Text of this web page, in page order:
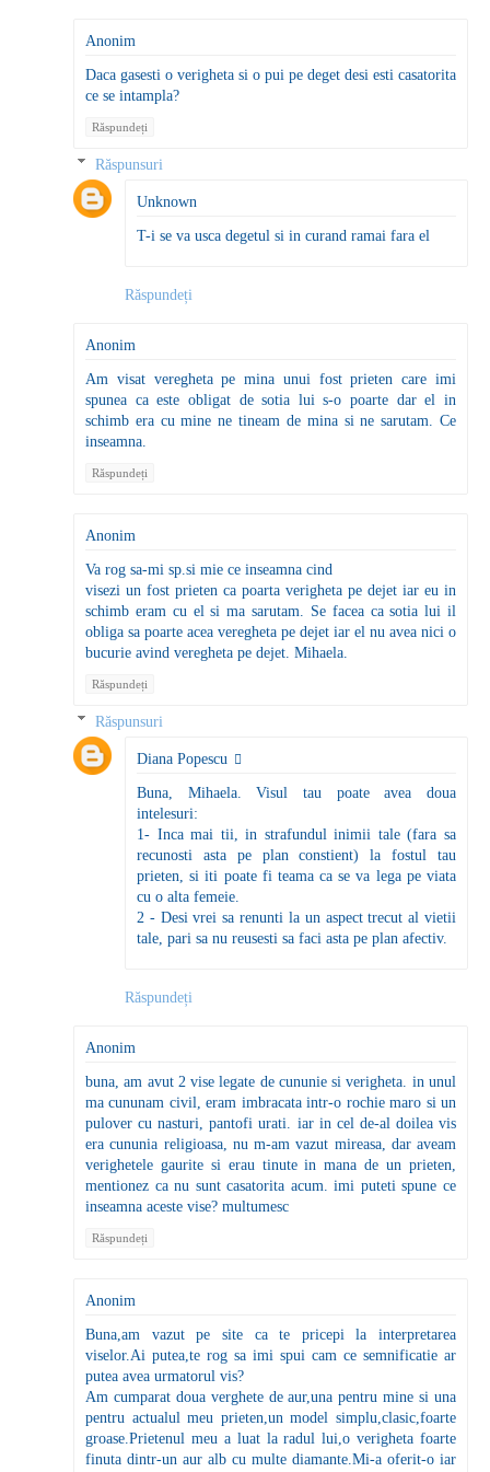
Anonim
Daca gasesti o verigheta si o pui pe deget desi esti casatorita
ce se intampla?
Răspundeți
Răspunsuri
Unknown
T-i se va usca degetul si in curand ramai fara el
Răspundeți
Anonim
Am visat veregheta pe mina unui fost prieten care imi
spunea ca este obligat de sotia lui s-o poarte dar el in
schimb era cu mine ne tineam de mina si ne sarutam. Ce
inseamna.
Răspundeți
Anonim
Va rog sa-mi sp.si mie ce inseamna cind
visezi un fost prieten ca poarta verigheta pe dejet iar eu in
schimb eram cu el si ma sarutam. Se facea ca sotia lui il
obliga sa poarte acea veregheta pe dejet iar el nu avea nici o
bucurie avind veregheta pe dejet. Mihaela.
Răspundeți
Răspunsuri
Diana Popescu
Buna, Mihaela. Visul tau poate avea doua
intelesuri:
1- Inca mai tii, in strafundul inimii tale (fara sa
recunosti asta pe plan constient) la fostul tau
prieten, si iti poate fi teama ca se va lega pe viata
cu o alta femeie.
2 - Desi vrei sa renunti la un aspect trecut al vietii
tale, pari sa nu reusesti sa faci asta pe plan afectiv.
Răspundeți
Anonim
buna, am avut 2 vise legate de cununie si verigheta. in unul
ma cununam civil, eram imbracata intr-o rochie maro si un
pulover cu nasturi, pantofi urati. iar in cel de-al doilea vis
era cununia religioasa, nu m-am vazut mireasa, dar aveam
verighetele gaurite si erau tinute in mana de un prieten,
mentionez ca nu sunt casatorita acum. imi puteti spune ce
inseamna aceste vise? multumesc
Răspundeți
Anonim
Buna,am vazut pe site ca te pricepi la interpretarea
viselor.Ai putea,te rog sa imi spui cam ce semnificatie ar
putea avea urmatorul vis?
Am cumparat doua verghete de aur,una pentru mine si una
pentru actualul meu prieten,un model simplu,clasic,foarte
groase.Prietenul meu a luat la radul lui,o verigheta foarte
finuta dintr-un aur alb cu multe diamante.Mi-a oferit-o iar